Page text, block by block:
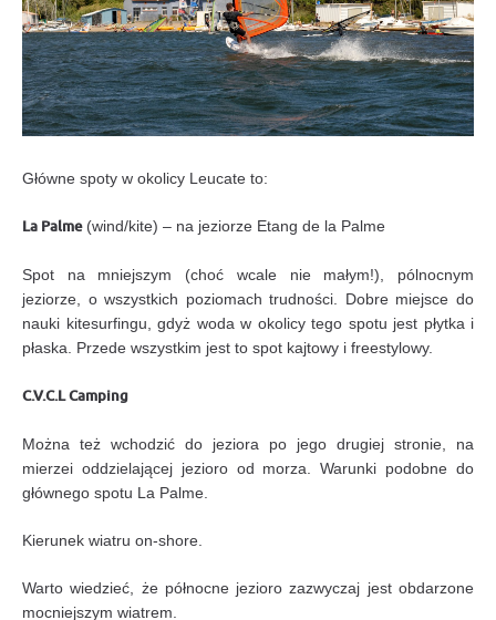
Główne spoty w okolicy Leucate to:
La Palme(wind/kite) – na jeziorze Etang de la Palme
Spot na mniejszym (choć wcale nie małym!), pólnocnym
jeziorze, o wszystkich poziomach trudności. Dobre miejsce do
nauki kitesurfingu, gdyż woda w okolicy tego spotu jest płytka i
płaska. Przede wszystkim jest to spot kajtowy i freestylowy.
C.V.C.L Camping
Można też wchodzić do jeziora po jego drugiej stronie, na
mierzei oddzielającej jezioro od morza. Warunki podobne do
głównego spotu La Palme.
Kierunek wiatru on-shore.
Warto wiedzieć, że północne jezioro zazwyczaj jest obdarzone
mocniejszym wiatrem.